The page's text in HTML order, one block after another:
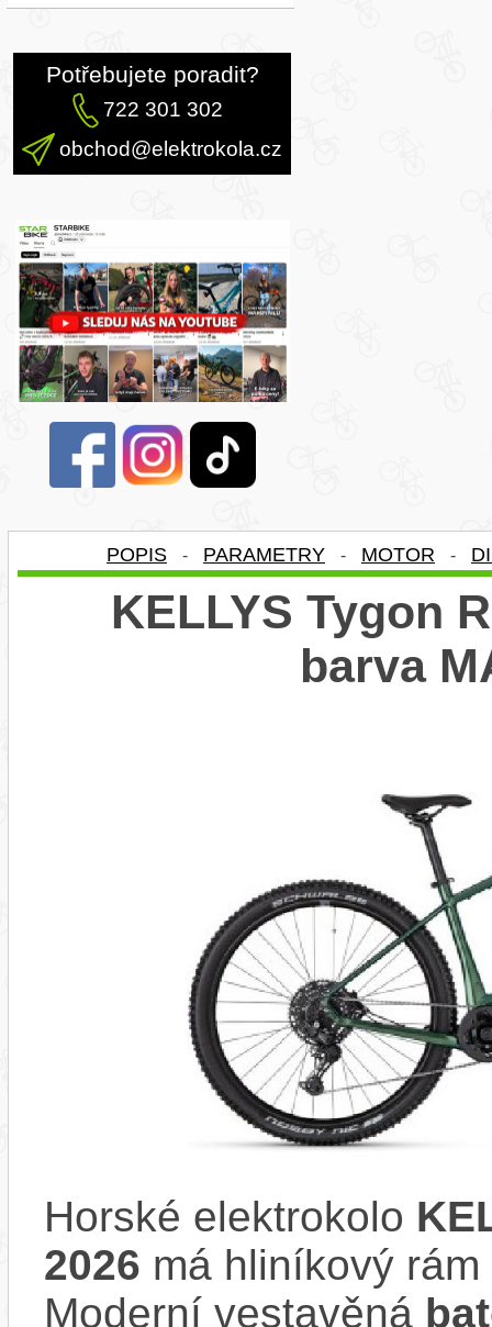
Potřebujete poradit?
722 301 302
obchod@elektrokola.cz
POPIS - PARAMETRY - MOTOR -
KELLYS Tygon
barva
Horské elektrokolo
2026 má hliníkový
Moderní vestavěná